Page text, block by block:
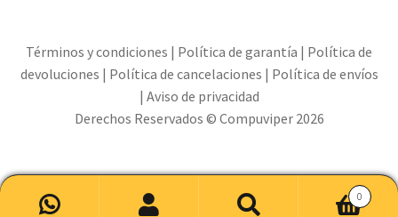
0
Términos y condiciones | Política de garantía | Política de
devoluciones | Política de cancelaciones | Política de envíos
| Aviso de privacidad
Derechos Reservados © Compuviper 2026